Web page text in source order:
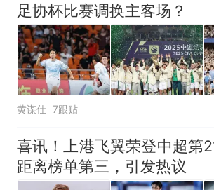
足协杯比赛调换主客场？
黄谋仕 7跟贴
喜讯！上港飞翼荣登中超第
距离榜单第三，引发热议